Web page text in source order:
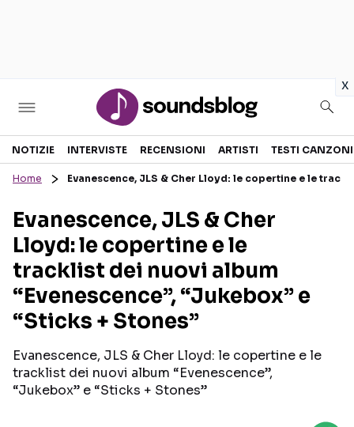
x
Sezioni
RECENSIONI MUSICALI
INTERVISTE
GOSSIP E CURIOSITÀ
TESTI CANZONI
TOUR ED EVENTI
TALENT SHOW
Seguici sui social
NOTIZIE INTERVISTE RECENSIONI ARTISTI TESTI CANZONI
Home Evanescence, JLS & Cher Lloyd: le copertine e le
Evanescence, JLS & Cher
Lloyd: le copertine e le
tracklist dei nuovi album
“Evenescence”, “Jukebox” e
“Sticks + Stones”
Evanescence, JLS & Cher Lloyd: le copertine e le
tracklist dei nuovi album “Evenescence”,
“Jukebox” e “Sticks + Stones”